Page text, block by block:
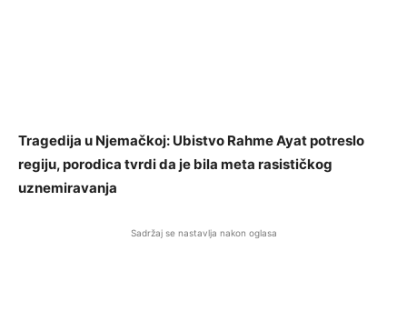
Tragedija u Njemačkoj: Ubistvo Rahme Ayat potreslo
regiju, porodica tvrdi da je bila meta rasističkog
uznemiravanja
Sadržaj se nastavlja nakon oglasa